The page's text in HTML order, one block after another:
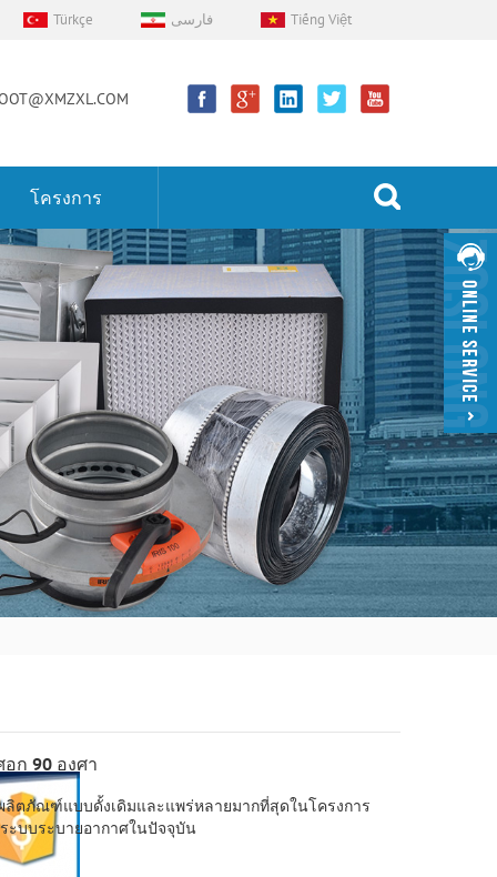
Türkçe فارسی Tiếng Việt
โครงการ
ก 90 องศา
ลิตภัณฑ์แบบดั้งเดิมและแพร่หลายมากที่สุดในโครงการ
ะบบระบายอากาศในปัจจุบัน